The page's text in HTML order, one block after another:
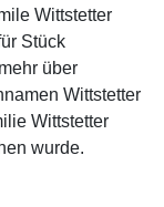
Wittstetter
Stück
über
Wittstetter
Wittstetter
wurde.